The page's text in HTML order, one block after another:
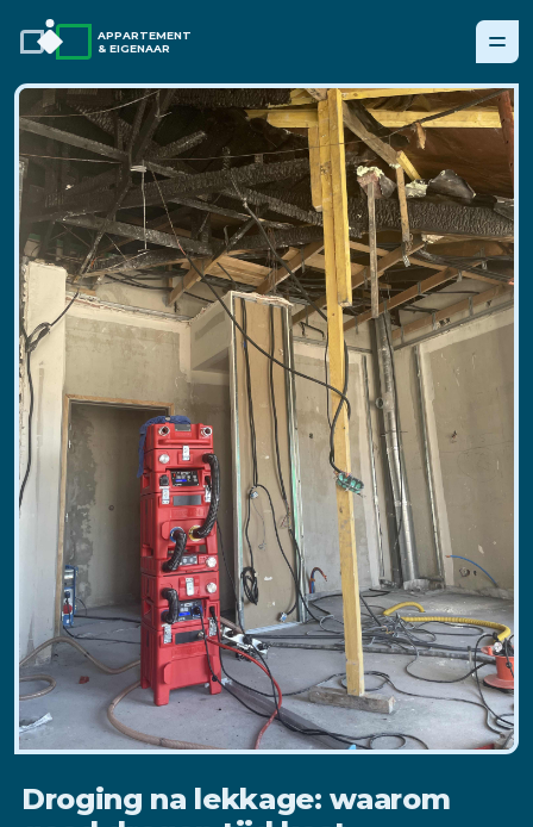
APPARTEMENT
& EIGENAAR
Droging na lekkage: waarom